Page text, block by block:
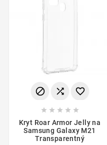
  
    
Kryt Roar Armor Jelly na
Samsung Galaxy M21
Transparentný